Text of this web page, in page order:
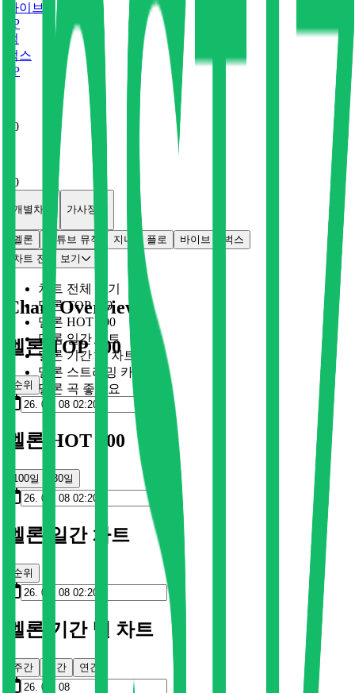
바이브
P
벅
벅스
P
0
0
개별차트 가사정보
멜론 유튜브 뮤직 지니 플로 바이브
벅스
차트 전체 보기
차트 전체 보기
멜론 TOP 100
멜론 HOT 100
멜론 일간 차트
멜론 기간 별 차트
멜론 스트리밍 카드
멜론 곡 좋아요
Chart Overview
멜론 TOP 100
순위
멜론 HOT 100
100일 30일
멜론 일간 차트
순위
멜론 기간 별 차트
주간 월간 연간